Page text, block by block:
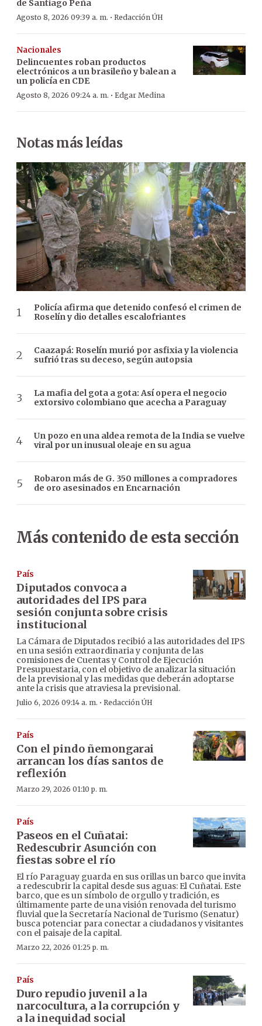
de Santiago Peña
Agosto 8, 2026 09:39 a. m. · Redacción ÚH
Nacionales
Delincuentes roban productos
electrónicos a un brasileño y balean a
un policía en CDE
Agosto 8, 2026 09:24 a. m. · Edgar Medina
Notas más leídas
Policía afirma que detenido confesó el crimen de
Roselín y dio detalles escalofriantes
Caazapá: Roselín murió por asfixia y la violencia
sufrió tras su deceso, según autopsia
La mafia del gota a gota: Así opera el negocio
extorsivo colombiano que acecha a Paraguay
Un pozo en una aldea remota de la India se vuelve
viral por un inusual oleaje en su agua
Robaron más de G. 350 millones a compradores
de oro asesinados en Encarnación
Más contenido de esta sección
País
Diputados convoca a
autoridades del IPS para
sesión conjunta sobre crisis
institucional
La Cámara de Diputados recibió a las autoridades del IPS
en una sesión extraordinaria y conjunta de las
comisiones de Cuentas y Control de Ejecución
Presupuestaria, con el objetivo de analizar la situación
de la previsional y las medidas que deberán adoptarse
ante la crisis que atraviesa la previsional.
Julio 6, 2026 09:14 a. m. · Redacción ÚH
País
Con el pindo ñemongarai
arrancan los días santos de
reflexión
Marzo 29, 2026 01:10 p. m.
País
Paseos en el Cuñatai:
Redescubrir Asunción con
fiestas sobre el río
El río Paraguay guarda en sus orillas un barco que invita
a redescubrir la capital desde sus aguas: El Cuñatai. Este
barco, que es un símbolo de orgullo y tradición, es
últimamente parte de una visión renovada del turismo
fluvial que la Secretaría Nacional de Turismo (Senatur)
busca potenciar para conectar a ciudadanos y visitantes
con el paisaje de la capital.
Marzo 22, 2026 01:25 p. m.
País
Duro repudio juvenil a la
narcocultura, a la corrupción y
a la inequidad social